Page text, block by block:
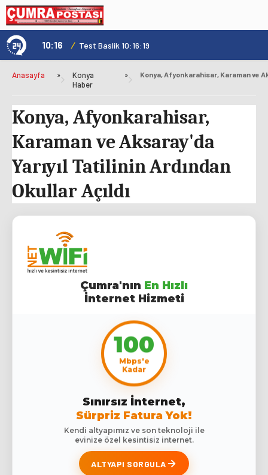
10:16 / Test Baslik 10:16:19
Anasayfa »
Konya
Haber
»
Konya, Afyonkarahisar,
Karaman ve Aksaray'da
Yarıyıl Tatilinin Ardından
Okullar Açıldı
Çumra'nın En Hızlı
İnternet Hizmeti
100
Mbps'e
Kadar
Sınırsız İnternet,
Sürpriz Fatura Yok!
Kendi altyapımız ve son teknoloji ile
evinize özel kesintisiz internet.
ALTYAPI SORGULA